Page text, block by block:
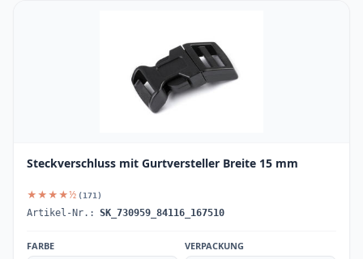
Steckverschluss mit Gurtversteller Breite 15 mm
★★★★½ (171)
Artikel-Nr.: SK_730959_84116_167510
FARBE VERPACKUNG